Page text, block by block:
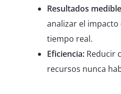
Resultados
analizar el
tiempo real.
Eficiencia: Reducir
recursos nunca